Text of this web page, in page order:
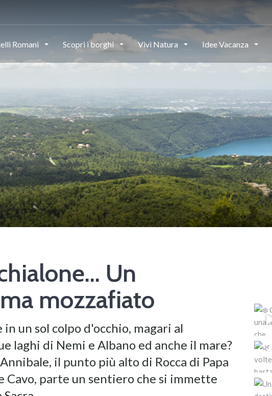
Romani Scopri i borghi Vivi Natura Idee Vacanza
Un
mozzafiato
in un sol colpo d'occhio, magari al
laghi di Nemi e Albano ed anche il mare?
il punto più alto di Rocca di Papa
Cavo, parte un sentiero che si immette